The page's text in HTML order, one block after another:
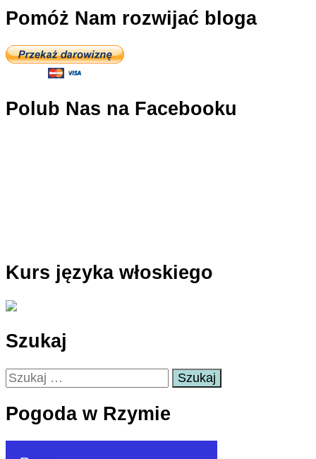
Pomóż Nam rozwijać bloga
Polub Nas na Facebooku
Kurs języka włoskiego
Szukaj
Szukaj:
Pogoda w Rzymie